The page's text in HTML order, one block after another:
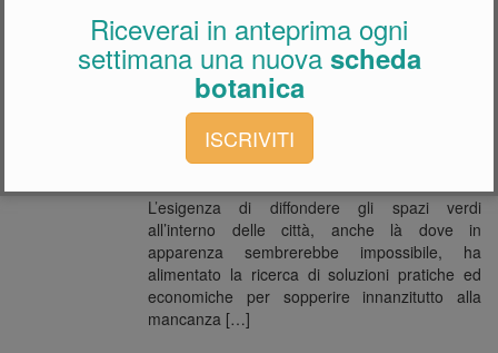
Giardini pensili
L’esigenza di diffondere gli spazi verdi
all’interno delle città, anche là dove in
apparenza sembrerebbe impossibile, ha
alimentato la ricerca di soluzioni pratiche ed
economiche per sopperire innanzitutto alla
mancanza […]
Riceverai in anteprima ogni
settimana una nuovascheda
botanica
ISCRIVITI